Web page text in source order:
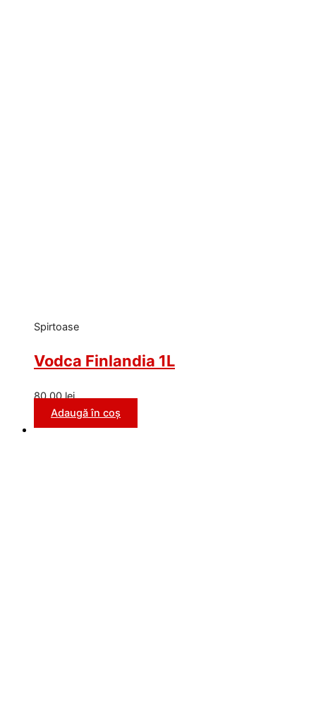
Spirtoase
Vodca Finlandia 1L
80,00lei
Adaugă în coș